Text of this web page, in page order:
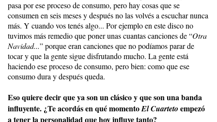
pasa por ese proceso de consumo, pero hay cosas que se
consumen en seis meses y después no las volvés a escuchar nunca
más. Y cuando vos tenés algo... Por ejemplo en este disco no
tuvimos más remedio que poner unas cuantas canciones de “Otra
Navidad...” porque eran canciones que no podíamos parar de
tocar y que la gente sigue disfrutando mucho. La gente está
haciendo ese proceso de consumo, pero bien: como que ese
consumo dura y después queda.
Eso quiere decir que ya son un clásico y que son una banda
influyente. ¿Te acordás en qué momentoEl Cuarteto empezó
a tener la personalidad que hoy influye tanto?